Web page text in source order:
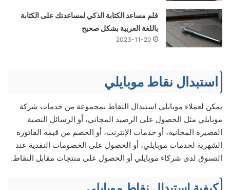
قلم مساعد الكتابة الذكي لمساعدتك على الكتابة
باللغة العربية بشكل صحيح
2023-11-20
استبدال نقاط موبايلي
يمكن لعملاء موبايلي استبدال النقاط بمجموعة من خدمات شركة
موبايلي مثل الحصول على الرصيد المجاني، أو الرسائل النصية
القصيرة المجانية، أو خدمات الإنترنت، أو الخصم من قيمة الفاتورة
الشهرية لخدمات موبايلي، أو الحصول على الخصومات النقدية عند
التسوق لدى شركاء موبايلي أو الحصول على منتجات مقابل النقاط.